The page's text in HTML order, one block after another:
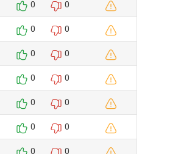
0 0
0 0
0 0
0 0
0 0
0 0
0 0